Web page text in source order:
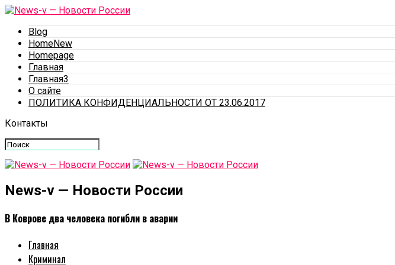
Blog
HomeNew
Homepage
Главная
Главная3
О сайте
ПОЛИТИКА КОНФИДЕНЦИАЛЬНОСТИ ОТ 23.06.2017
Контакты
News-v — Новости России
В Коврове два человека погибли в аварии
Главная
Криминал